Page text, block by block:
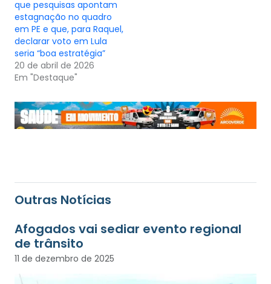
que pesquisas apontam
estagnação no quadro
em PE e que, para Raquel,
declarar voto em Lula
seria “boa estratégia”
20 de abril de 2026
Em "Destaque"
Outras Notícias
Afogados vai sediar evento regional
de trânsito
11 de dezembro de 2025